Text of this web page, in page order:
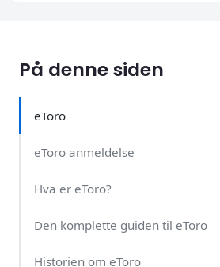
På denne siden
eToro
eToro anmeldelse
Hva er eToro?
Den komplette guiden til eToro
Historien om eToro